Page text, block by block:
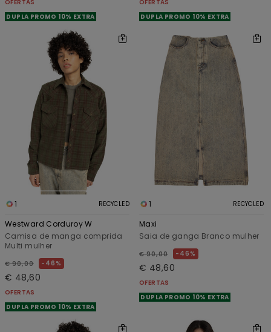
OFERTAS
DUPLA PROMO 10% EXTRA
OFERTAS
DUPLA PROMO 10% EXTRA
1 RECYCLED
Westward Corduroy W
Camisa de manga comprida
Multi mulher
€ 90,00 46%
€ 48,60
OFERTAS
DUPLA PROMO 10% EXTRA
1 RECYCLED
Maxi
Saia de ganga Branco mulher
€ 90,00 46%
€ 48,60
OFERTAS
DUPLA PROMO 10% EXTRA